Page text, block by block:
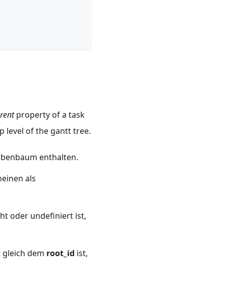
property of a task
level of the gantt tree.
enthalten.
als
oder undefiniert ist,
dem root_id ist,